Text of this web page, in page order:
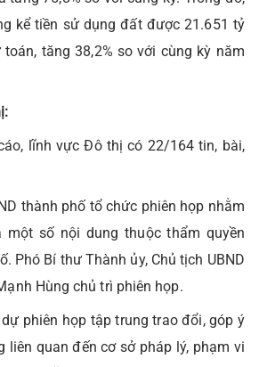
kể tiền sử dụng đất được 21.651 tỷ
tăng 38,2% so với cùng kỳ năm
lĩnh vực Đô thị có 22/164 tin, bài,
thành phố tổ chức phiên họp nhằm
một số nội dung thuộc thẩm quyền
Phó Bí thư Thành ủy, Chủ tịch UBND
Hùng chủ trì phiên họp.
phiên họp tập trung trao đổi, góp ý
liên quan đến cơ sở pháp lý, phạm vi